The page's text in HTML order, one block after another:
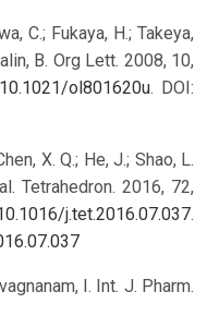
C.; Fukaya, H.; Takeya,
B. Org Lett. 2008, 10,
ol801620u. DOI:
X. Q.; He, J.; Shao, L.
Tetrahedron. 2016, 72,
j.tet.2016.07.037.
I. Int. J. Pharm.